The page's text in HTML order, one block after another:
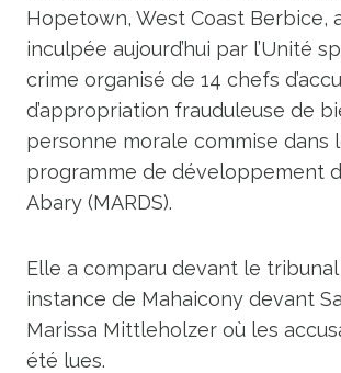
Hopetown, West Coast Berbice,
inculpée aujourd’hui par l’Unité
crime organisé de 14 chefs
d’appropriation frauduleuse de
personne morale commise dans
programme de développement
Abary (MARDS).
Elle a comparu devant le
instance de Mahaicony devant
Marissa Mittleholzer où les
été lues.